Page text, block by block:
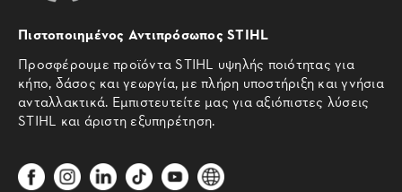
Πιστοποιημένος Αντιπρόσωπος STIHL
Προσφέρουμε προϊόντα STIHL υψηλής ποιότητας για
κήπο, δάσος και γεωργία, με πλήρη υποστήριξη και γνήσια
ανταλλακτικά. Εμπιστευτείτε μας για αξιόπιστες λύσεις
STIHL και άριστη εξυπηρέτηση.